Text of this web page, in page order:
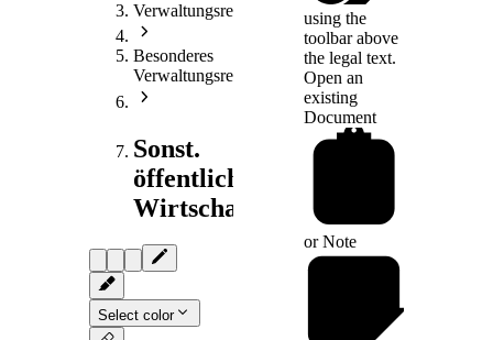
Verwaltungsrecht
Besonderes
Verwaltungsrecht
Sonst.
öffentliches
Wirtschaftsrecht
Select color
using the
toolbar above
the legal text.
Open an
existing
Document
orNote